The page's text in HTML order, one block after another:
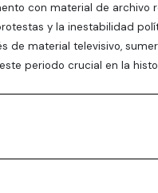
con material de archivo
y la inestabilidad
de material televisivo,
periodo crucial en la